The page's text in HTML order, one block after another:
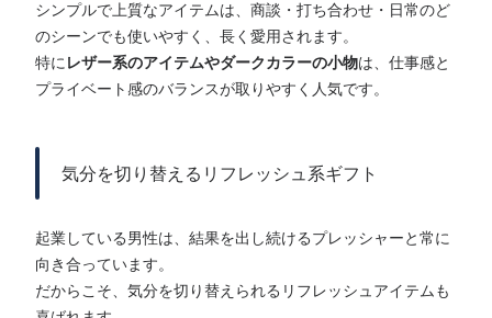
シンプルで上質なアイテムは、商談・打ち合わせ・日常のど
のシーンでも使いやすく、長く愛用されます。
特に レザー系のアイテムやダークカラーの小物は、仕事感と
プライベート感のバランスが取りやすく人気です。
気分を切り替えるリフレッシュ系ギフト
起業している男性は、結果を出し続けるプレッシャーと常に
向き合っています。
だからこそ、気分を切り替えられるリフレッシュアイテムも